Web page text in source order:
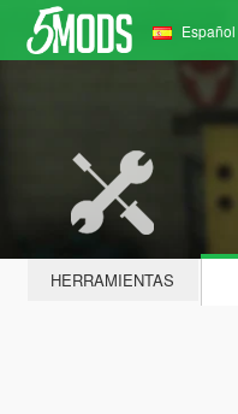
Español
HERRAMIENTAS